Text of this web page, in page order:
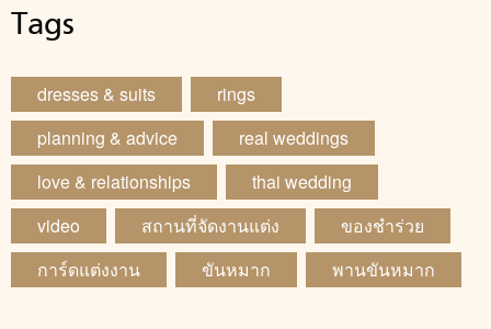
Tags
dresses & suits
rings
planning & advice
real weddings
love & relationships
thai wedding
video
สถานที่จัดงานแต่ง
ของชำร่วย
การ์ดแต่งงาน
ขันหมาก พานขันหมาก